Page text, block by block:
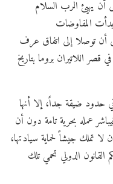
أن يهيئ الرب السلام
وبدأت المفاوضات
بين الطرفين في نوفمبر 1928 إلى أن توصلا إلى اتفاق عرف
قصر اللاتيران بروما بتاريخ
حدود ضيقة جداً، إلا أنها
عمله بحرية تامة دون أن
تملك جيشاً لحماية سيادتها،
القانون الدولي تحمي تلك